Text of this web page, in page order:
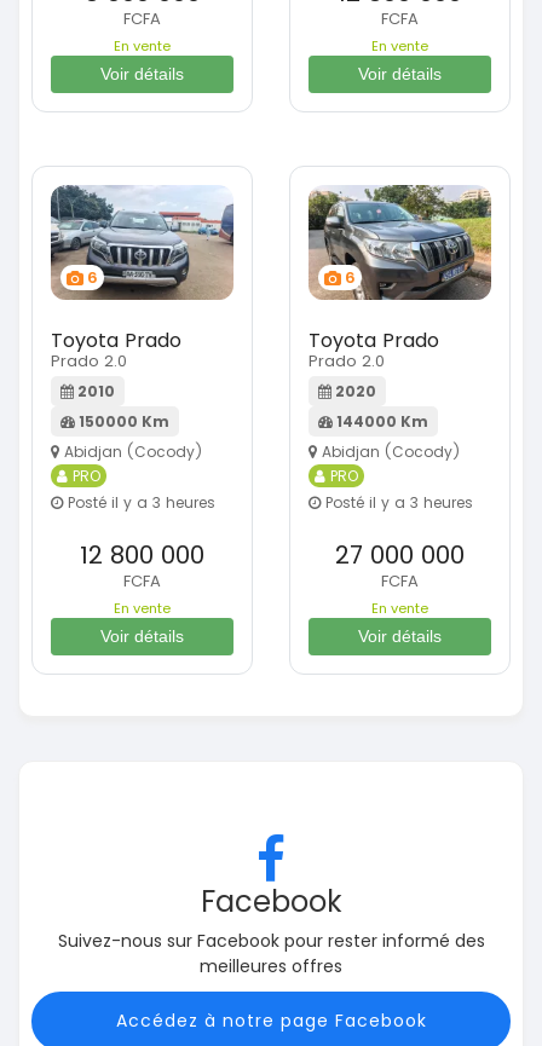
FCFA
En vente
Voir détails
FCFA
En vente
Voir détails
6
Toyota Prado
Prado 2.0
2010
150000 Km
Abidjan (Cocody)
PRO
Posté il y a 3 heures
12 800 000
FCFA
En vente
Voir détails
6
Toyota Prado
Prado 2.0
2020
144000 Km
Abidjan (Cocody)
PRO
Posté il y a 3 heures
27 000 000
FCFA
En vente
Voir détails
Facebook
Suivez-nous sur Facebook pour rester informé des
meilleures offres
Accédez à notre page Facebook